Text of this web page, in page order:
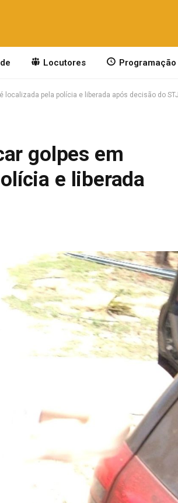
Locutores Programação
pela polícia e liberada após decisão do STJ
golpes em
e liberada